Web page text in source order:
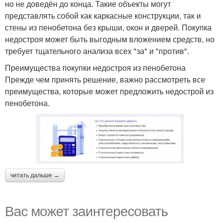
но не доведён до конца. Такие объекты могут
представлять собой как каркасные конструкции, так и
стены из пенобетона без крыши, окон и дверей. Покупка
недостроя может быть выгодным вложением средств, но
требует тщательного анализа всех "за" и "против".
Преимущества покупки недостроя из пенобетона
Прежде чем принять решение, важно рассмотреть все
преимущества, которые может предложить недострой из
пенобетона.
читать дальше →
Вас может заинтересовать